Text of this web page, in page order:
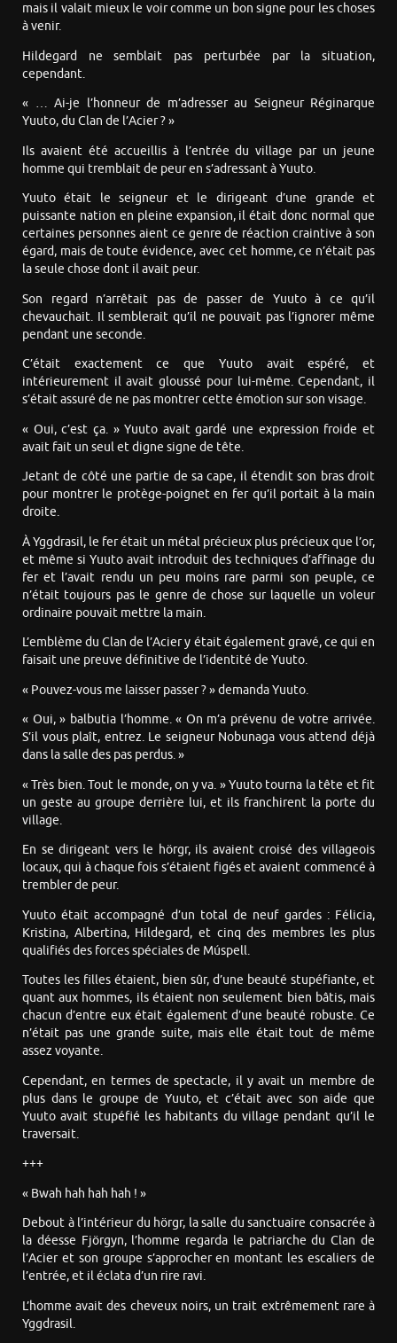
mais il valait mieux le voir comme un bon signe pour les choses
à venir.
Hildegard ne semblait pas perturbée par la situation,
cependant.
« … Ai-je l’honneur de m’adresser au Seigneur Réginarque
Yuuto, du Clan de l’Acier ? »
Ils avaient été accueillis à l’entrée du village par un jeune
homme qui tremblait de peur en s’adressant à Yuuto.
Yuuto était le seigneur et le dirigeant d’une grande et
puissante nation en pleine expansion, il était donc normal que
certaines personnes aient ce genre de réaction craintive à son
égard, mais de toute évidence, avec cet homme, ce n’était pas
la seule chose dont il avait peur.
Son regard n’arrêtait pas de passer de Yuuto à ce qu’il
chevauchait. Il semblerait qu’il ne pouvait pas l’ignorer même
pendant une seconde.
C’était exactement ce que Yuuto avait espéré, et
intérieurement il avait gloussé pour lui-même. Cependant, il
s’était assuré de ne pas montrer cette émotion sur son visage.
« Oui, c’est ça. » Yuuto avait gardé une expression froide et
avait fait un seul et digne signe de tête.
Jetant de côté une partie de sa cape, il étendit son bras droit
pour montrer le protège-poignet en fer qu’il portait à la main
droite.
À Yggdrasil, le fer était un métal précieux plus précieux que l’or,
et même si Yuuto avait introduit des techniques d’affinage du
fer et l’avait rendu un peu moins rare parmi son peuple, ce
n’était toujours pas le genre de chose sur laquelle un voleur
ordinaire pouvait mettre la main.
L’emblème du Clan de l’Acier y était également gravé, ce qui en
faisait une preuve définitive de l’identité de Yuuto.
« Pouvez-vous me laisser passer ? » demanda Yuuto.
« Oui, » balbutia l’homme. « On m’a prévenu de votre arrivée.
S’il vous plaît, entrez. Le seigneur Nobunaga vous attend déjà
dans la salle des pas perdus. »
« Très bien. Tout le monde, on y va. » Yuuto tourna la tête et fit
un geste au groupe derrière lui, et ils franchirent la porte du
village.
En se dirigeant vers le hörgr, ils avaient croisé des villageois
locaux, qui à chaque fois s’étaient figés et avaient commencé à
trembler de peur.
Yuuto était accompagné d’un total de neuf gardes : Félicia,
Kristina, Albertina, Hildegard, et cinq des membres les plus
qualifiés des forces spéciales de Múspell.
Toutes les filles étaient, bien sûr, d’une beauté stupéfiante, et
quant aux hommes, ils étaient non seulement bien bâtis, mais
chacun d’entre eux était également d’une beauté robuste. Ce
n’était pas une grande suite, mais elle était tout de même
assez voyante.
Cependant, en termes de spectacle, il y avait un membre de
plus dans le groupe de Yuuto, et c’était avec son aide que
Yuuto avait stupéfié les habitants du village pendant qu’il le
traversait.
+++
« Bwah hah hah hah ! »
Debout à l’intérieur du hörgr, la salle du sanctuaire consacrée à
la déesse Fjörgyn, l’homme regarda le patriarche du Clan de
l’Acier et son groupe s’approcher en montant les escaliers de
l’entrée, et il éclata d’un rire ravi.
L’homme avait des cheveux noirs, un trait extrêmement rare à
Yggdrasil.